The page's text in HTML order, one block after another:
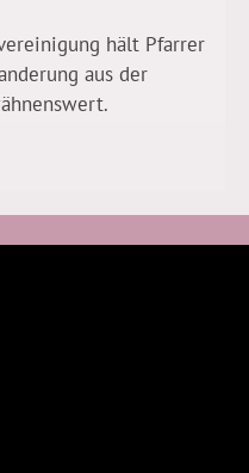
hält Pfarrer
aus der